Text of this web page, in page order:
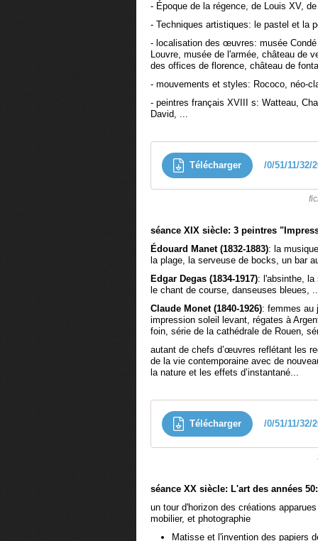
- Époque de la régence, de Louis XV,
- Techniques artistiques: le pastel et la
- localisation des œuvres: musée
Louvre, musée de l'armée, château de
des offices de florence, château de
- mouvements et styles: Rococo, néo-
- peintres français XVIII s: Watteau,
David, ...
Télécharger /0/51/11/32/
séance XIX siècle: 3 peintres
Édouard Manet (1832-1883): la
la plage, la serveuse de bocks, un bar
Edgar Degas (1834-1917): l'absinthe,
le chant de course, danseuses bleues,
Claude Monet (1840-1926): femmes au
impression soleil levant, régates à
foin, série de la cathédrale de Rouen,
autant de chefs d’œuvres reflétant les
de la vie contemporaine avec de
la nature et les effets d’instantané...
Télécharger /0/51/11/32/
séance XX siècle: L'art des années 50:
un tour d'horizon des créations
mobilier, et photographie
Matisse et l'invention des papiers